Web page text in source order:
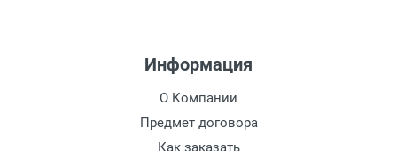
Информация
О Компании
Предмет договора
Как заказать